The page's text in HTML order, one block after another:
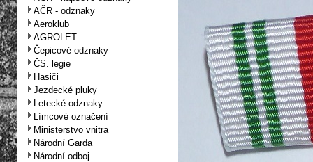
AČR - odznaky
Aeroklub
AGROLET
Čepicové odznaky
ČS. legie
Hasiči
Jezdecké pluky
Letecké odznaky
Límcové označení
Ministerstvo vnitra
Národní Garda
Národní odboj